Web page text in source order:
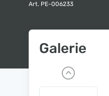
Art. PE-006233
Galerie
P
r